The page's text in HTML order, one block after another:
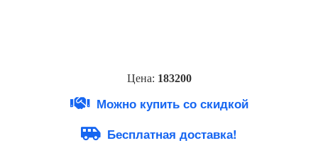
Цена: 183200
Можно купить со скидкой
Бесплатная доставка!